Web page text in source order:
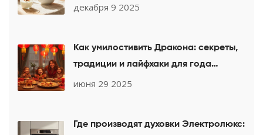
декабря 9 2025
Как умилостивить Дракона: секреты,
традиции и лайфхаки для года
Дракона 2024-2025
июня 29 2025
Где производят духовки Электролюкс: